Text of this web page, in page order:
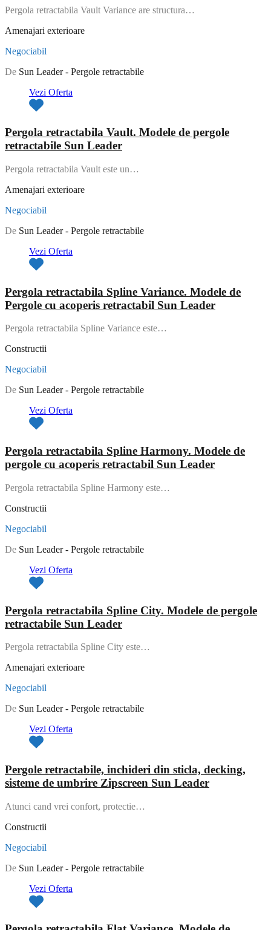
Pergola retractabila Vault Variance are structura…
Amenajari exterioare
Negociabil
De Sun Leader - Pergole retractabile
Vezi Oferta
Pergola retractabila Vault. Modele de pergole
retractabile Sun Leader
Pergola retractabila Vault este un…
Amenajari exterioare
Negociabil
De Sun Leader - Pergole retractabile
Vezi Oferta
Pergola retractabila Spline Variance. Modele de
Pergole cu acoperis retractabil Sun Leader
Pergola retractabila Spline Variance este…
Constructii
Negociabil
De Sun Leader - Pergole retractabile
Vezi Oferta
Pergola retractabila Spline Harmony. Modele de
pergole cu acoperis retractabil Sun Leader
Pergola retractabila Spline Harmony este…
Constructii
Negociabil
De Sun Leader - Pergole retractabile
Vezi Oferta
Pergola retractabila Spline City. Modele de pergole
retractabile Sun Leader
Pergola retractabila Spline City este…
Amenajari exterioare
Negociabil
De Sun Leader - Pergole retractabile
Vezi Oferta
Pergole retractabile, inchideri din sticla, decking,
sisteme de umbrire Zipscreen Sun Leader
Atunci cand vrei confort, protectie…
Constructii
Negociabil
De Sun Leader - Pergole retractabile
Vezi Oferta